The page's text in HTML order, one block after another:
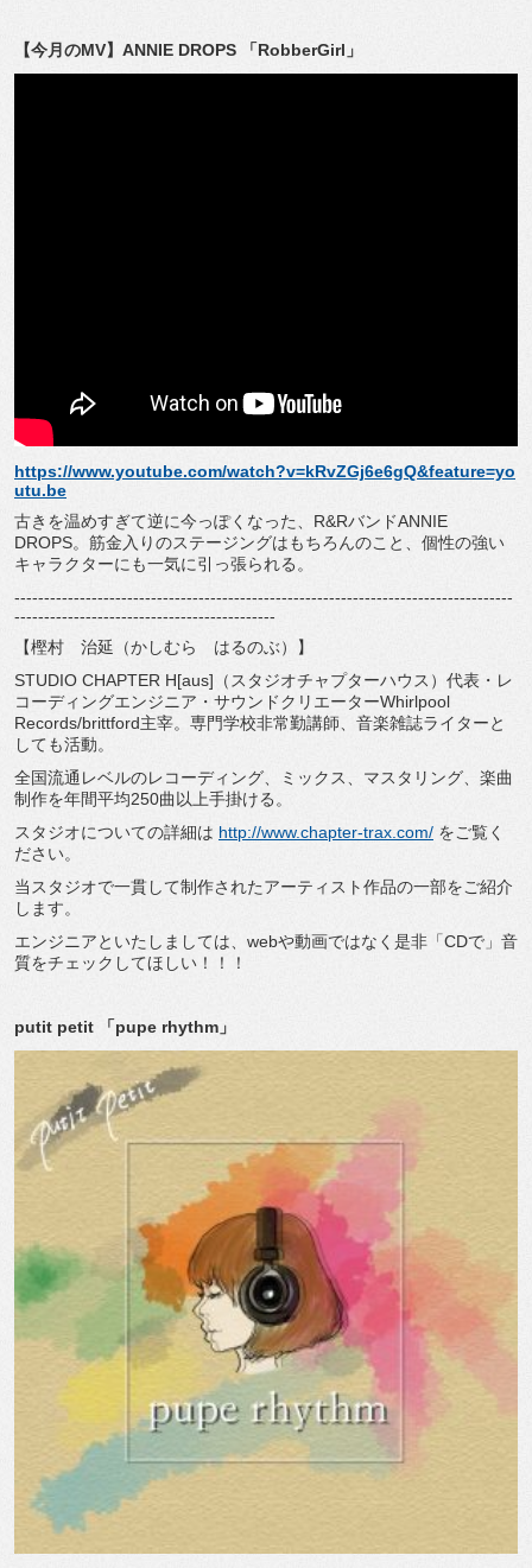
【今月のMV】 ANNIE DROPS 「RobberGirl 」
https://www.youtube.com/watch?v=kRvZGj6e6gQ&feature=yo
utu.be
古きを温めすぎて逆に今っぽくなった、 R&RバンドANNIE
DROPS。筋金入りのステージングはもちろんのこと、個性の強い
キャラクターにも一気に引っ張られる。
------------------------------------------------------------------------------------
--------------------------------------------
【樫村 治延（かしむら はるのぶ）】
STUDIO CHAPTER H[aus] （スタジオチャプターハウス）代表・レ
コーディングエンジニア・サウンドクリエーターWhirlpool
Records/brittford主宰。専門学校非常勤講師、音楽雑誌ライターと
しても活動。
全国流通レベルのレコーディング、ミックス、マスタリング、楽曲
制作を年間平均250曲以上手掛ける。
スタジオについての詳細は http://www.chapter-trax.com/ をご覧く
ださい。
当スタジオで一貫して制作されたアーティスト作品の一部をご紹介
します。
エンジニアといたしましては、 webや動画ではなく是非「CDで」音
質をチェックしてほしい！！！
putit petit 「pupe rhythm 」